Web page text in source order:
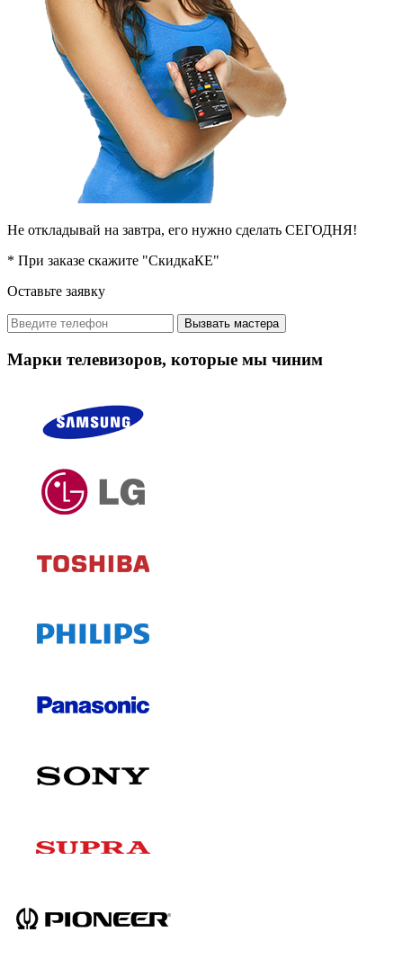
Не откладывай на завтра, его нужно сделать СЕГОДНЯ!
* При заказе скажите "СкидкаКЕ"
Оставьте заявку
Вызвать мастера
Марки телевизоров, которые мы чиним